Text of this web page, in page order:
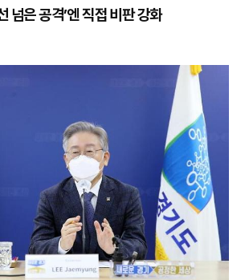
넘은 공격’엔 직접 비판 강화